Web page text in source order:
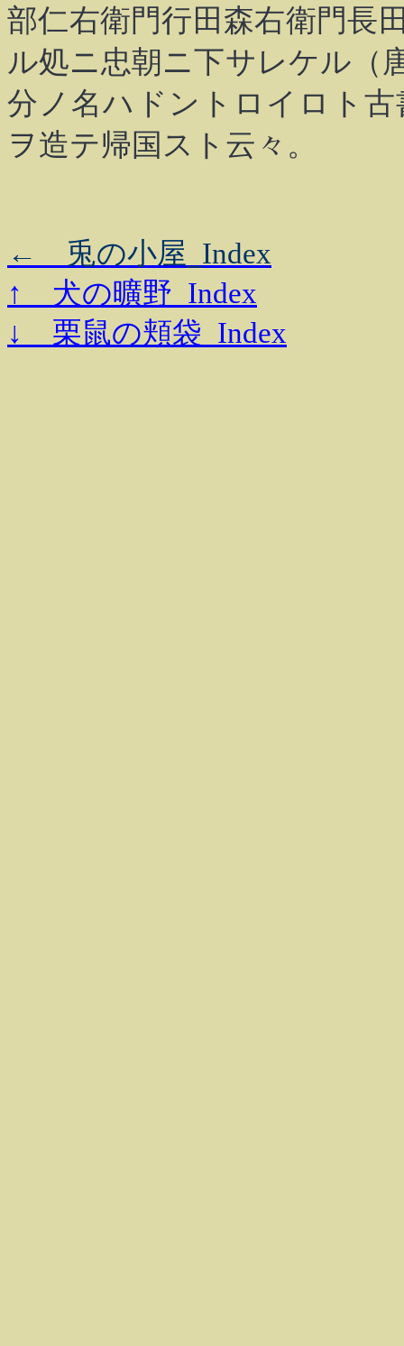
部仁右衛門行田森右衛門長
ル処ニ忠朝ニ下サレケル（
分ノ名ハドントロイロト
ヲ造テ帰国スト云々。
← 兎の小屋_Index
↑ 犬の曠野_Index
↓ 栗鼠の頬袋_Index